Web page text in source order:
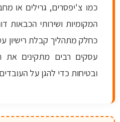
כמו צ'יפסרים, גרילים או
המקומיות ושירותי הכבאות
כחלק מתהליך קבלת רישיון
עסקים רבים מתקינים את
ובטיחות כדי להגן על